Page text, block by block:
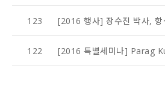
123
122